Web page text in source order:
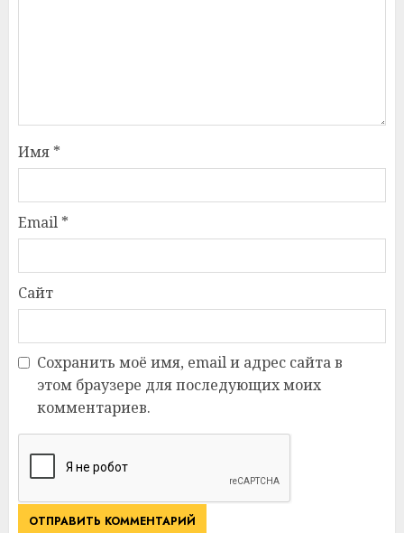
Имя *
Email *
Сайт
Сохранить моё имя, email и адрес сайта в
этом браузере для последующих моих
комментариев.